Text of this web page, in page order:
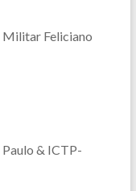
Militar Feliciano
Paulo & ICTP-